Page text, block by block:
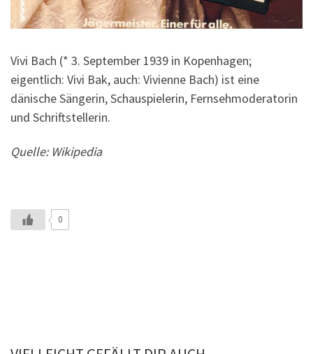
Vivi Bach (* 3. September 1939 in Kopenhagen;
eigentlich: Vivi Bak, auch: Vivienne Bach) ist eine
dänische Sängerin, Schauspielerin, Fernsehmoderatorin
und Schriftstellerin.
Quelle: Wikipedia
0